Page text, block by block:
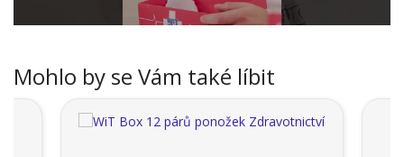
Mohlo by se Vám také líbit